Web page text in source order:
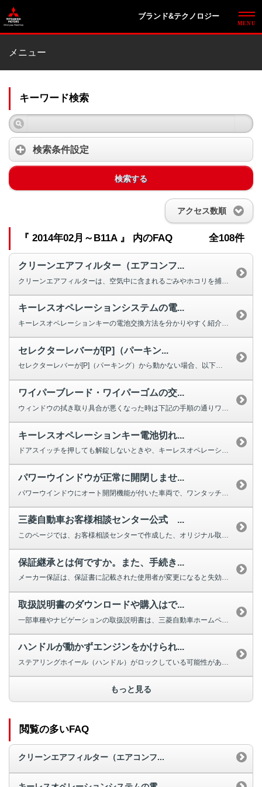
ブランド&テクノロジー
メニュー
キーワード検索
検索条件設定
検索する
アクセス数順
『 2014年02月～B11A 』 内のFAQ 全108件
クリーンエアフィルター（エアコンフ...
キーレスオペレーションシステムの電...
キーレスオペレーションキーの電池交換方法を分かりやすく紹介する動画をご用意...
セレクターレバーが[P]（パーキン...
セレクターレバーが[P]（パーキング）から動かない場合、以下を確認してくだ...
ワイパーブレード・ワイパーゴムの交...
ウィンドウの拭き取り具合が悪くなった時は下記の手順の通りワイパーの交換をし...
キーレスオペレーションキー電池切れ...
ドアスイッチを押しても解錠しないときや、キーレスオペレーションキーのボタン...
パワーウインドウが正常に開閉しませ...
三菱自動車お客様相談センター公式 ...
このページでは、お客様相談センターで作成した、オリジナル取扱説明動画を掲載...
保証継承とは何ですか。また、手続き...
メーカー保証は、保証書に記載された使用者が変更になると失効しますが、車両の...
取扱説明書のダウンロードや購入はで...
ハンドルが動かずエンジンをかけられ...
ステアリングホイール（ハンドル）がロックしている可能性があります。 ほと...
もっと見る
閲覧の多いFAQ
クリーンエアフィルター（エアコンフ...